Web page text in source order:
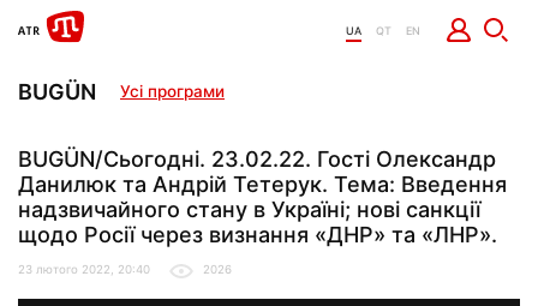
UA QT EN
BUGÜN Усі програми
BUGÜN/Сьогодні. 23.02.22. Гості Олександр
Данилюк та Андрій Тетерук. Тема: Введення
надзвичайного стану в Україні; нові санкції
щодо Росії через визнання «ДНР» та «ЛНР».
23 лютого 2022, 20:40 2026